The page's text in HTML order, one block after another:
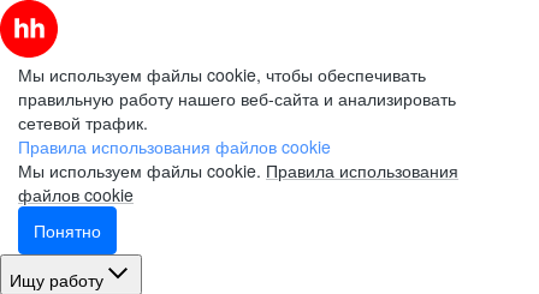
Мы используем файлы cookie, чтобы обеспечивать
правильную работу нашего веб-сайта и анализировать
сетевой трафик.
Правила использования файлов cookie
Мы используем файлы cookie. Правила использования
файлов cookie
Понятно
Ищу работу